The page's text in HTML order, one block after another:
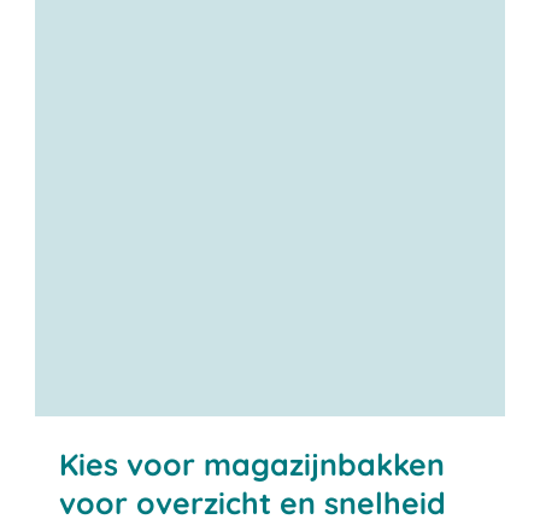
Kies voor magazijnbakken
voor overzicht en snelheid